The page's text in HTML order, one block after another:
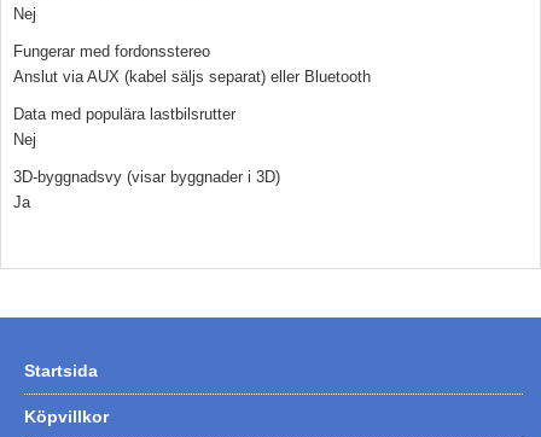
Nej
Fungerar med fordonsstereo
Anslut via AUX (kabel säljs separat) eller Bluetooth
Data med populära lastbilsrutter
Nej
3D-byggnadsvy (visar byggnader i 3D)
Ja
Startsida
Köpvillkor